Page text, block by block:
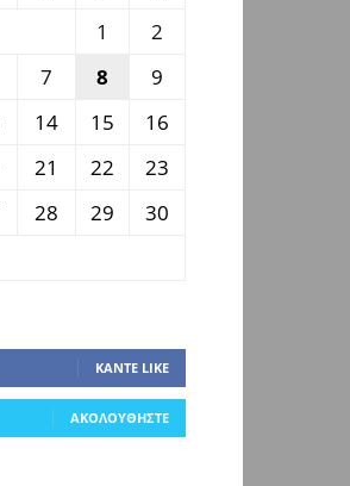
1
2
7 8
9
14 15
16
21 22
23
28 29
30
ΚΆΝΤΕ LIKE
ΑΚΟΛΟΥΘΉΣΤΕ